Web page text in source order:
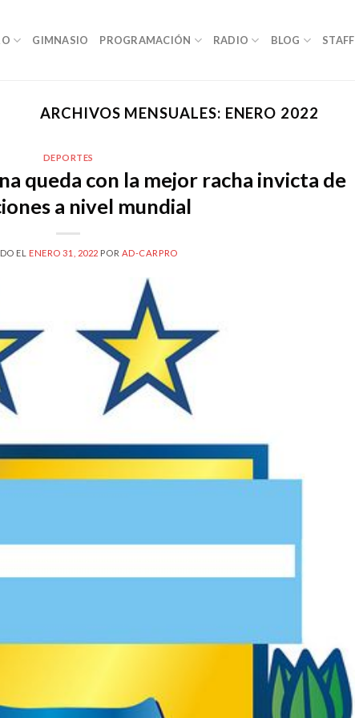
GIMNASIO PROGRAMACIÓN RADIO BLOG STAFF
ARCHIVOS MENSUALES: ENERO 2022
DEPORTES
queda con la mejor racha invicta de
a nivel mundial
EL ENERO 31, 2022 POR AD-CARPRO